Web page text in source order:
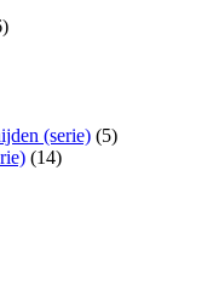
(serie) (5)
(14)